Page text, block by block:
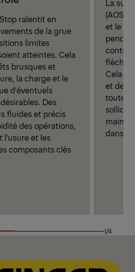
ralentit en
de la grue
limites
atteintes. Cela
brusques et
la charge et le
d'éventuels
Des
fluides et précis
des opérations,
l'usure et les
composants clés
La
(AOS)
et le
contre-
flèche
Cela
et de
toute
dans la
1/4